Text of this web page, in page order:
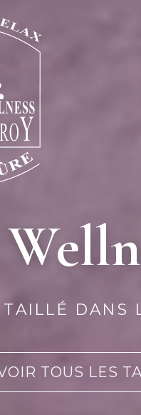
DANS
TOUS LES